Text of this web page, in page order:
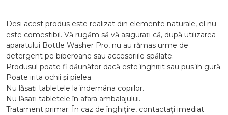
Desi acest produs este realizat din elemente naturale, el nu
este comestibil. Vă rugăm să vă asigurați că, după utilizarea
aparatului Bottle Washer Pro, nu au rămas urme de
detergent pe biberoane sau accesoriile spălate.
Produsul poate fi dăunător dacă este înghițit sau pus în gură.
Poate irita ochii și pielea.
Nu lăsați tabletele la îndemâna copiilor.
Nu lăsați tabletele în afara ambalajului.
Tratament primar: În caz de înghițire, contactați imediat